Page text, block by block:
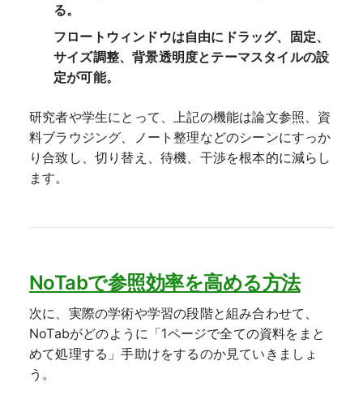
る。
フロートウィンドウは自由にドラッグ、固定、
サイズ調整、背景透明度とテーマスタイルの設
定が可能。
研究者や学生にとって、上記の機能は論文参照、資
料ブラウジング、ノート整理などのシーンにすっか
り合致し、切り替え、待機、干渉を根本的に減らし
ます。
NoTabで参照効率を高める方法
次に、実際の学術や学習の段階と組み合わせて、
NoTabがどのように「1ページで全ての資料をまと
めて処理する」手助けをするのか見ていきましょ
う。